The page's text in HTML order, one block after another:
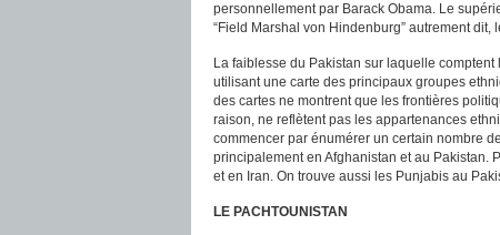
personnellement par Barack Obama. Le
“Field Marshal von Hindenburg” autrement
La faiblesse du Pakistan sur laquelle
utilisant une carte des principaux groupes
des cartes ne montrent que les frontières
raison, ne reflètent pas les appartenances
commencer par énumérer un certain nombre
principalement en Afghanistan et au Pakistan.
et en Iran. On trouve aussi les Punjabis au
LE PACHTOUNISTAN